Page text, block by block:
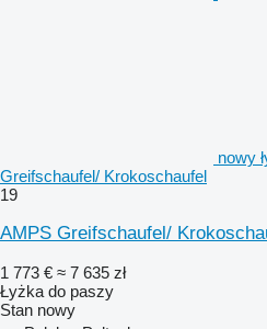
nowy
Greifschaufel/ Krokoschaufel
19
AMPS Greifschaufel/
1 773 € ≈ 7 635 zł
Łyżka do paszy
Stan nowy